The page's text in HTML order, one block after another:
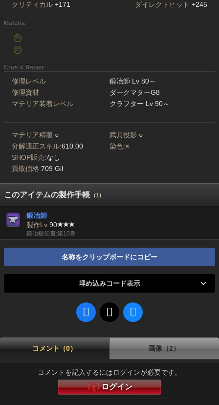
クリティカル +171 ダイレクトヒット +245
Materia
Craft & Repair
修理レベル
鍛冶師 Lv 80～
修理資材
ダークマターG8
マテリア装着レベル
クラフター Lv 90～
マテリア精製:○ 武具投影:○
分解適正スキル:610.00 染色:×
SHOP販売:なし
買取価格:709 Gil
このアイテムの製作手帳 (1)
鍛冶師
製作Lv 90
鍛冶秘伝書:第10巻
名称をクリップボードにコピー
埋め込みコード表示
コメント（0） 画像（2）
コメントを記入するにはログインが必要です。
ログイン